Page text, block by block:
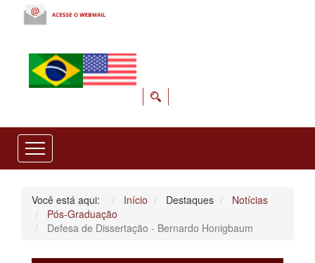
Você está aqui: Início Destaques
Notícias
Pós-Graduação
Defesa de Dissertação - Bernardo Honigbaum